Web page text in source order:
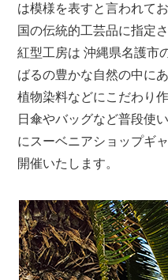
は模様を表すと言われて
国の伝統的工芸品に指定
紅型工房は 沖縄県名護市
ばるの豊かな自然の中に
植物染料などにこだわり
日傘やバッグなど普段使
にスーベニアショップギ
開催いたします。